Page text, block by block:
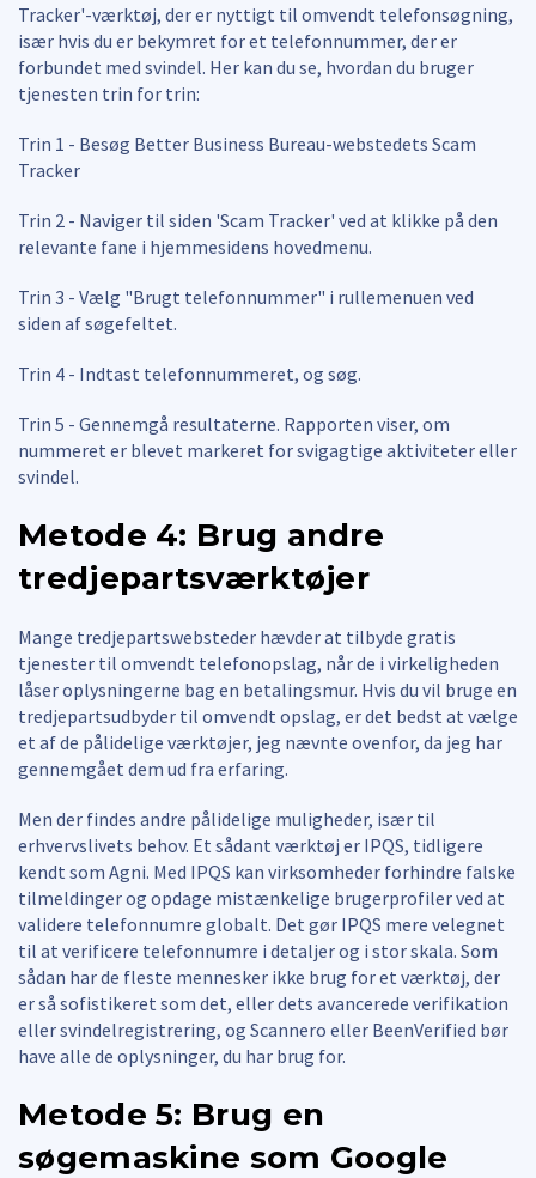
Tracker'-værktøj, der er nyttigt til omvendt telefonsøgning,
især hvis du er bekymret for et telefonnummer, der er
forbundet med svindel. Her kan du se, hvordan du bruger
tjenesten trin for trin:
Trin 1 - Besøg Better Business Bureau-webstedets Scam
Tracker
Trin 2 - Naviger til siden 'Scam Tracker' ved at klikke på den
relevante fane i hjemmesidens hovedmenu.
Trin 3 - Vælg "Brugt telefonnummer" i rullemenuen ved
siden af søgefeltet.
Trin 4 - Indtast telefonnummeret, og søg.
Trin 5 - Gennemgå resultaterne. Rapporten viser, om
nummeret er blevet markeret for svigagtige aktiviteter eller
svindel.
Metode 4: Brug andre
tredjepartsværktøjer
Mange tredjepartswebsteder hævder at tilbyde gratis
tjenester til omvendt telefonopslag, når de i virkeligheden
låser oplysningerne bag en betalingsmur. Hvis du vil bruge en
tredjepartsudbyder til omvendt opslag, er det bedst at vælge
et af de pålidelige værktøjer, jeg nævnte ovenfor, da jeg har
gennemgået dem ud fra erfaring.
Men der findes andre pålidelige muligheder, især til
erhvervslivets behov. Et sådant værktøj er IPQS, tidligere
kendt som Agni. Med IPQS kan virksomheder forhindre falske
tilmeldinger og opdage mistænkelige brugerprofiler ved at
validere telefonnumre globalt. Det gør IPQS mere velegnet
til at verificere telefonnumre i detaljer og i stor skala. Som
sådan har de fleste mennesker ikke brug for et værktøj, der
er så sofistikeret som det, eller dets avancerede verifikation
eller svindelregistrering, og Scannero eller BeenVerified bør
have alle de oplysninger, du har brug for.
Metode 5: Brug en
søgemaskine som Google